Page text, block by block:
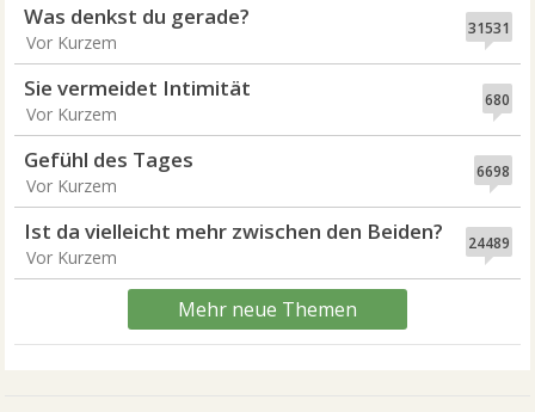
31531
Was denkst du gerade?
Vor Kurzem
680
Sie vermeidet Intimität
Vor Kurzem
6698
Gefühl des Tages
Vor Kurzem
24489
Ist da vielleicht mehr zwischen den Beiden?
Vor Kurzem
Mehr neue Themen